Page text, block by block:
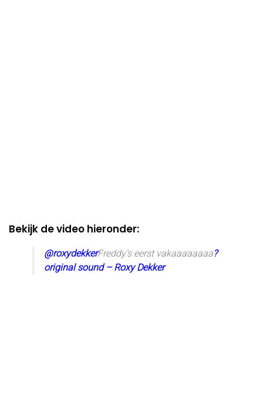
Bekijk de video hieronder:
@roxydekkerFreddy’s eerst vakaaaaaaaa?
original sound – Roxy Dekker